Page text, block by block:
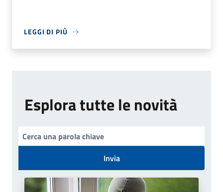
LEGGI DI PIÙ
Esplora tutte le novità
Invia